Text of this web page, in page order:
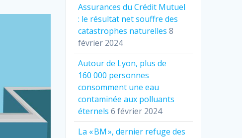
Assurances du Crédit Mutuel
: le résultat net souffre des
catastrophes naturelles 8
février 2024
Autour de Lyon, plus de
160 000 personnes
consomment une eau
contaminée aux polluants
éternels 6 février 2024
La « BM », dernier refuge des